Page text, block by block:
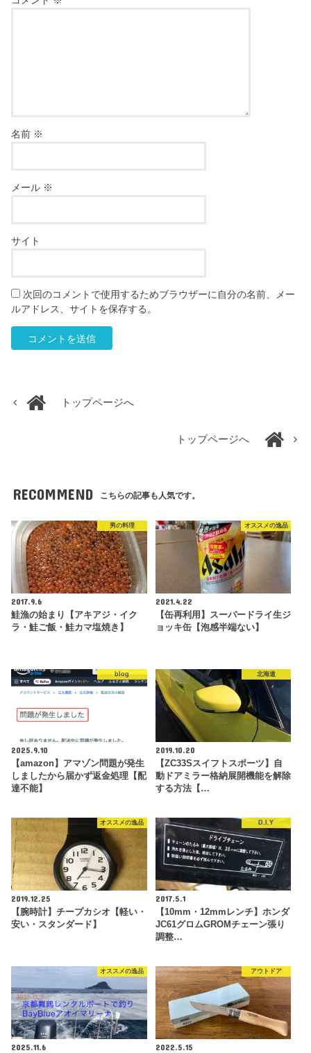
名前 ※
メール ※
サイト
次回のコメントで使用するためブラウザーに自分の名前、メー
ルアドレス、サイトを保存する。
トップページへ
トップページへ
RECOMMEND こちらの記事も人気です。
男の料理
2017.9.6
鮭漁の始まり【アキアジ・イク
ラ・鮭ご飯・鮭カマ塩焼き】
オススメの逸品
2021.4.22
【缶再利用】スーパードライ生ジ
ョッキ缶【泡感半端ない】
blog
2025.9.10
【amazon】アマゾン問題が発生
しましたから届かず返金処理【配
達不能】
北海道
2019.10.20
【ZC33Sスイフトスポーツ】自
動ドアミラー格納展開機能を解除
する方法【…
オススメの逸品
2019.12.25
【腕時計】チープカシオ【軽い・
安い・スタンダード】
D.I.Y
2017.5.1
【10mm・12mmレンチ】ホンダ
JC61グロムGROMチェーン張り
調整…
オススメの逸品
2025.11.6
アウトドア
2022.5.15